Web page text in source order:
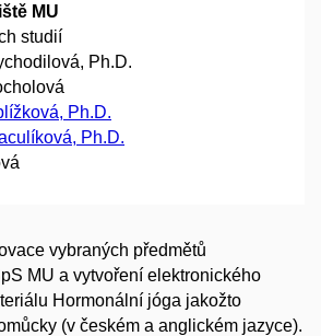
MU
studií
Ph.D.
Ph.D.
Ph.D.
vybraných předmětů
MU a vytvoření elektronického
Hormonální jóga jakožto
(v českém a anglickém jazyce).